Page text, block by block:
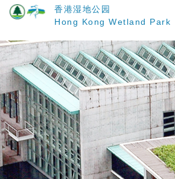
要
内
容
香港湿地公园
Hong Kong Wetland Park